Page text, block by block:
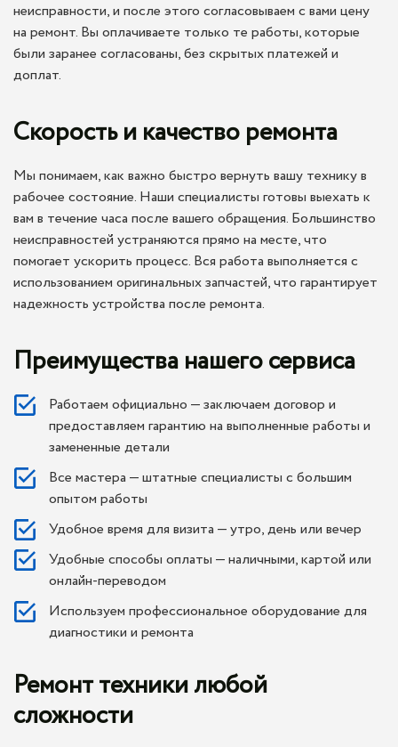
неисправности, и после этого согласовываем с вами цену
на ремонт. Вы оплачиваете только те работы, которые
были заранее согласованы, без скрытых платежей и
доплат.
Скорость и качество ремонта
Мы понимаем, как важно быстро вернуть вашу технику в
рабочее состояние. Наши специалисты готовы выехать к
вам в течение часа после вашего обращения. Большинство
неисправностей устраняются прямо на месте, что
помогает ускорить процесс. Вся работа выполняется с
использованием оригинальных запчастей, что гарантирует
надежность устройства после ремонта.
Преимущества нашего сервиса
Работаем официально — заключаем договор и
предоставляем гарантию на выполненные работы и
замененные детали
Все мастера — штатные специалисты с большим
опытом работы
Удобное время для визита — утро, день или вечер
Удобные способы оплаты — наличными, картой или
онлайн-переводом
Используем профессиональное оборудование для
диагностики и ремонта
Ремонт техники любой
сложности